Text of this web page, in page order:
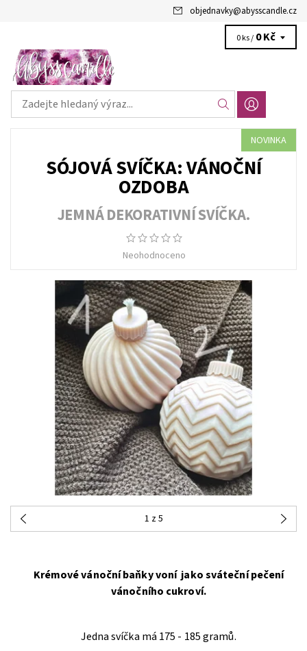
objednavky@abysscandle.cz
0 ks / 0 Kč
NOVINKA
SÓJOVÁ SVÍČKA: VÁNOČNÍ
OZDOBA
JEMNÁ DEKORATIVNÍ SVÍČKA.
Neohodnoceno
1 z 5
Krémové vánoční baňky voní jako sváteční pečení
vánočního cukroví.
Jedna svíčka má 175 - 185 gramů.